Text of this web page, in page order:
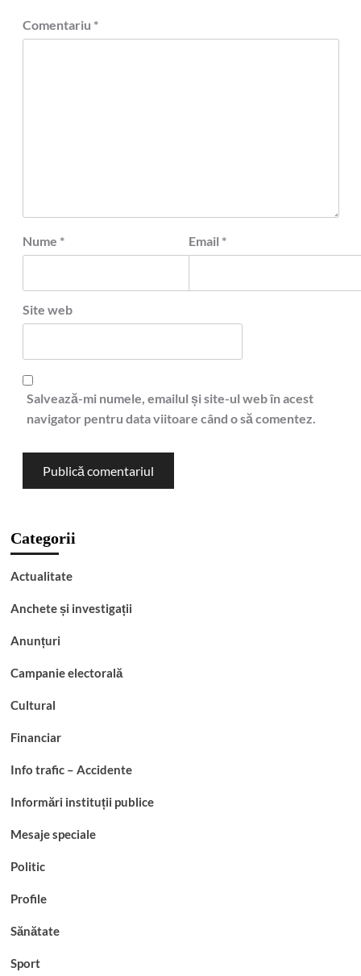
Comentariu *
Nume * Email *
Site web
Salvează-mi numele, emailul și site-ul web în acest
navigator pentru data viitoare când o să comentez.
Categorii
Actualitate
Anchete și investigații
Anunțuri
Campanie electorală
Cultural
Financiar
Info trafic – Accidente
Informări instituții publice
Mesaje speciale
Politic
Profile
Sănătate
Sport